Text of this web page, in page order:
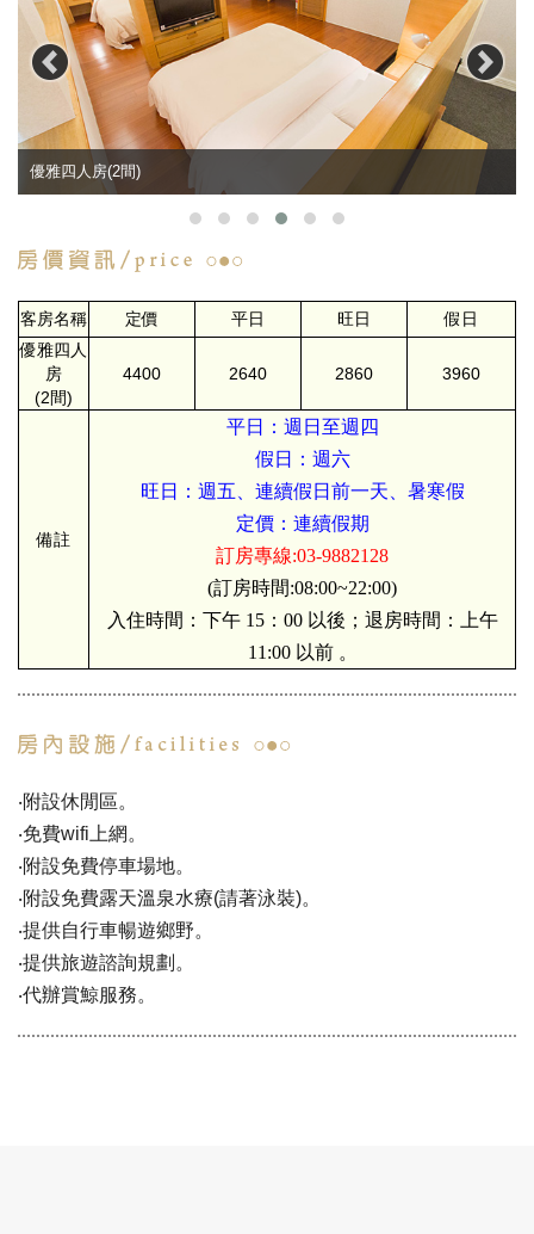
優雅四人房(2間)
客房名稱 定價 平日 旺日
假日
優雅四人
房
(2間)
4400 2640 2860 3960
備註
平日：週日至週四
假日：週六
旺日：週五、連續假日前一天、暑寒假
定價：連續假期
訂房專線:03-9882128
(訂房時間:08:00~22:00)
入住時間：下午 15：00 以後；退房時間：上午
11:00 以前 。
‧附設休閒區。
‧免費wifi上網。
‧附設免費停車場地。
‧附設免費露天溫泉水療(請著泳裝)。
‧提供自行車暢遊鄉野。
‧提供旅遊諮詢規劃。
‧代辦賞鯨服務。